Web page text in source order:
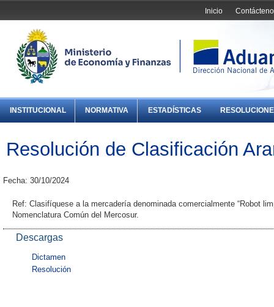
Inicio
INSTITUCIONAL NORMATIVA ESTADÍSTICAS
Resolución de Clasificación
Fecha: 30/10/2024
Ref: Clasifíquese a la mercadería denominada comercialmente “Robot
Nomenclatura Común del Mercosur.
Descargas
Dictamen
Resolución